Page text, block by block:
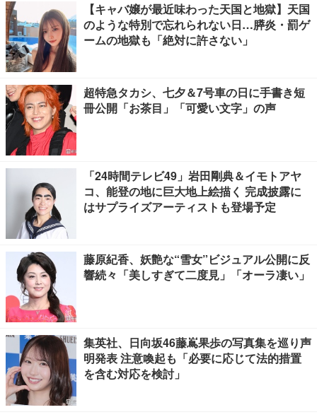
【キャバ嬢が最近味わった天国と地獄】天国
のような特別で忘れられない日…膵炎・罰ゲ
ームの地獄も「絶対に許さない」
超特急タカシ、七夕＆7号車の日に手書き短
冊公開「お茶目」「可愛い文字」の声
「24時間テレビ49」岩田剛典＆イモトアヤ
コ、能登の地に巨大地上絵描く 完成披露に
はサプライズアーティストも登場予定
藤原紀香、妖艶な“雪女”ビジュアル公開に反
響続々「美しすぎて二度見」「オーラ凄い」
集英社、日向坂46藤嶌果歩の写真集を巡り声
明発表 注意喚起も「必要に応じて法的措置
を含む対応を検討」